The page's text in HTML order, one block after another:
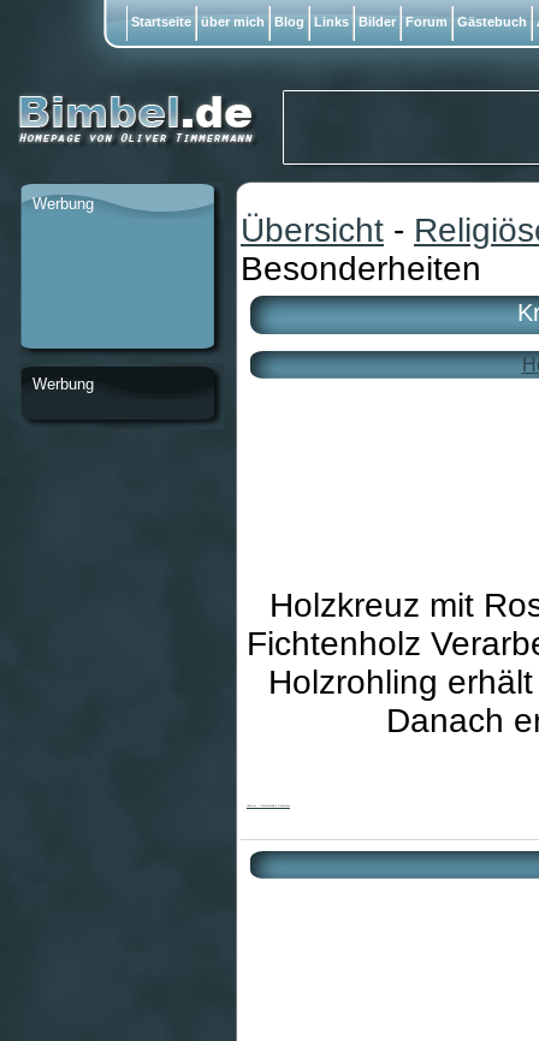
Übersicht -
Besonderheiten
Holzkreuz mit
Fichtenholz
Holzrohling
Danach
Werbung
Werbung
Startseite über mich Blog Links Bilder Forum Gästebuch